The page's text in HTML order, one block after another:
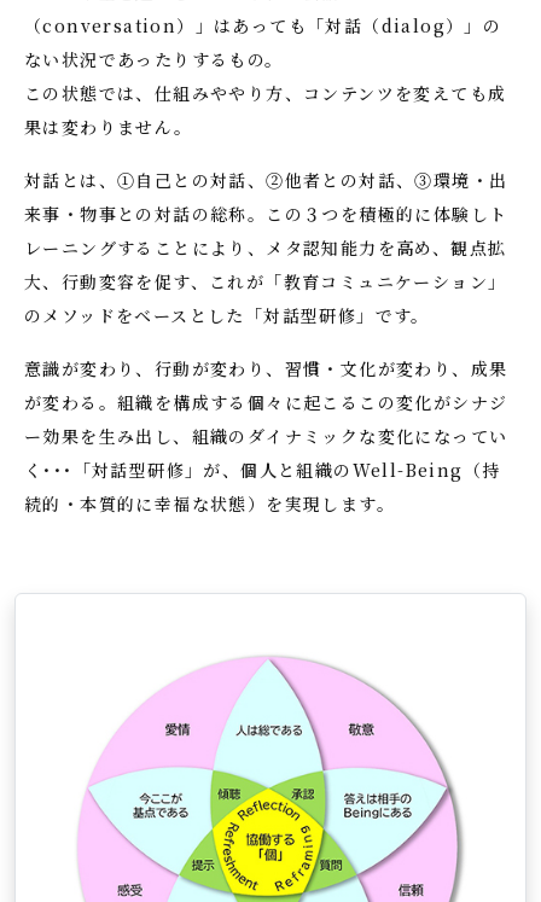
（conversation）」はあっても「対話（dialog）」の
ない状況であったりするもの。
この状態では、仕組みややり方、コンテンツを変えても成
果は変わりません。
対話とは、①自己との対話、②他者との対話、③環境・出
来事・物事との対話の総称。この３つを積極的に体験しト
レーニングすることにより、メタ認知能力を高め、観点拡
大、行動変容を促す、これが「教育コミュニケーション」
のメソッドをベースとした「対話型研修」です。
意識が変わり、行動が変わり、習慣・文化が変わり、成果
が変わる。組織を構成する個々に起こるこの変化がシナジ
ー効果を生み出し、組織のダイナミックな変化になってい
く･･･「対話型研修」が、個人と組織のWell-Being（持
続的・本質的に幸福な状態）を実現します。